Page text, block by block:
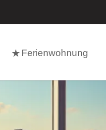
Ferienwohnung